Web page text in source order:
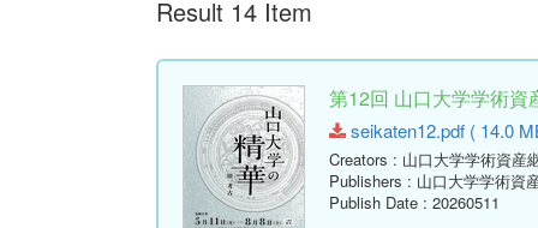
Result 14 Item
第12回 山口大学学術資
seikaten12.pdf ( 14.0
Creators : 山口大学学術資産
Publishers : 山口大学学術資
Publish Date : 20260511